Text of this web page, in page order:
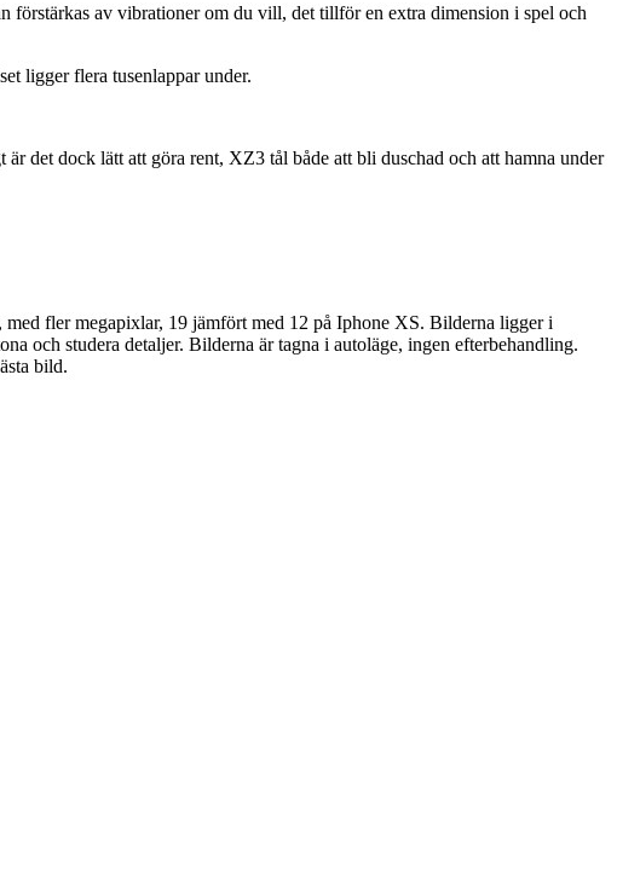
förstärkas av vibrationer om du vill, det tillför en extra dimension i spel och
ligger flera tusenlappar under.
det dock lätt att göra rent, XZ3 tål både att bli duschad och att hamna under
fler megapixlar, 19 jämfört med 12 på Iphone XS. Bilderna ligger i
och studera detaljer. Bilderna är tagna i autoläge, ingen efterbehandling.
bild.